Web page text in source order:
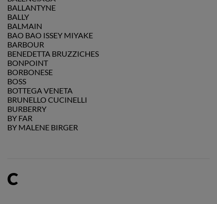
BALLANTYNE
BALLY
BALMAIN
BAO BAO ISSEY MIYAKE
BARBOUR
BENEDETTA BRUZZICHES
BONPOINT
BORBONESE
BOSS
BOTTEGA VENETA
BRUNELLO CUCINELLI
BURBERRY
BY FAR
BY MALENE BIRGER
C